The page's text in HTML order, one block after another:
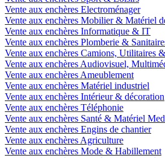
Vente aux enchères Electroménager
Vente aux enchères Mobilier & Matériel
Vente aux enchères Informatique & IT
Vente aux enchères Plomberie &
Vente aux enchères Camions, Utilitaires
Vente aux enchères Audiovisuel,
Vente aux enchères Ameublement
Vente aux enchères Matériel industriel
Vente aux enchères Intérieur & décoration
Vente aux enchères Téléphonie
Vente aux enchères Santé & Matériel
Vente aux enchères Engins de chantier
Vente aux enchères Agriculture
Vente aux enchères Mode & Habillement